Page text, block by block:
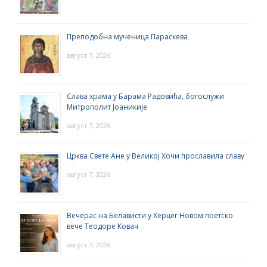
Преподобна мученица Параскева
август 7, 2026
Слава храма у Барама Радовића, богослужи
Митрополит Јоаникије
август 7, 2026
Црква Свете Ане у Великој Хочи прославила славу
август 7, 2026
Вечерас на Белависти у Херцег Новом поетско
вече Теодоре Ковач
август 7, 2026